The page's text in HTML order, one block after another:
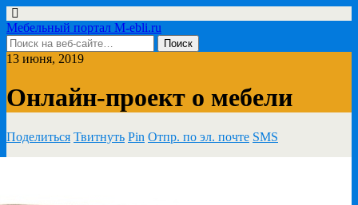
Мебельный портал M-ebli.ru
13 июня, 2019
Онлайн-проект о мебели
Поделиться Твитнуть Pin Отпр. по эл. почте SMS